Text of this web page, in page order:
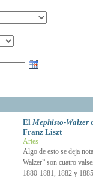
El Mephisto-Walzer
Franz Liszt
Artes
Algo de esto se deja
Walzer” son cuatro
1880-1881, 1882 y